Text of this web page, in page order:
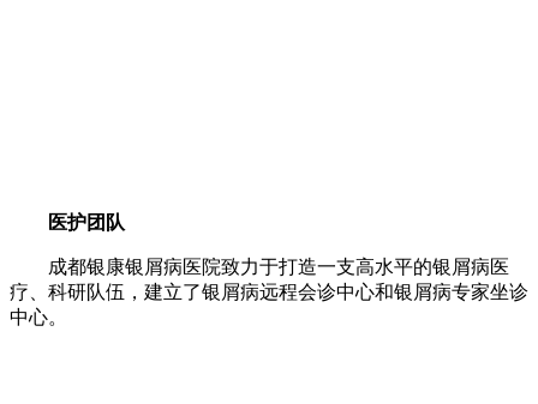
医护团队
成都银康银屑病医院致力于打造一支高水平的银屑病医
疗、科研队伍，建立了银屑病远程会诊中心和银屑病专家坐诊
中心。